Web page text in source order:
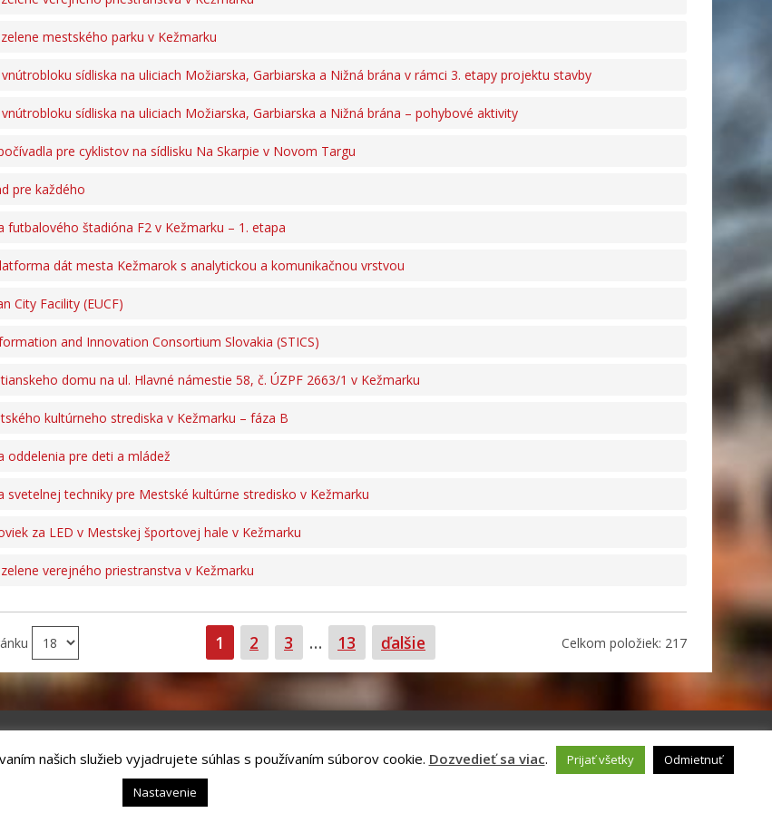
mestského parku v Kežmarku
sídliska na uliciach Možiarska, Garbiarska a Nižná brána v rámci 3. etapy projektu stavby
sídliska na uliciach Možiarska, Garbiarska a Nižná brána – pohybové aktivity
pre cyklistov na sídlisku Na Skarpie v Novom Targu
pre každého
futbalového štadióna F2 v Kežmarku – 1. etapa
dát mesta Kežmarok s analytickou a komunikačnou vrstvou
City Facility (EUCF)
and Innovation Consortium Slovakia (STICS)
domu na ul. Hlavné námestie 58, č. ÚZPF 2663/1 v Kežmarku
kultúrneho strediska v Kežmarku – fáza B
oddelenia pre deti a mládež
svetelnej techniky pre Mestské kultúrne stredisko v Kežmarku
za LED v Mestskej športovej hale v Kežmarku
verejného priestranstva v Kežmarku
Strana
1 Strana
2 Strana
3 … Strana
13 ďalšie Celkom položiek: 217
s.r.o.
našich služieb vyjadrujete súhlas s používaním súborov cookie. Dozvedieť sa viac. Prijať všetky
Odmietnuť
Nastavenie